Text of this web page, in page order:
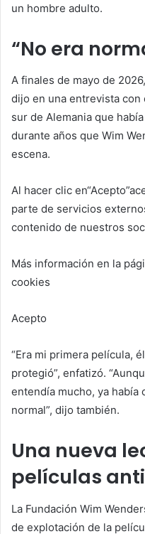
un hombre adulto.
“No era
A finales de mayo de
dijo en una entrevista con
sur de Alemania que
durante años que Wim
escena.
Al hacer clic en“Acepto”
parte de servicios
contenido de nuestros
Más información en la
cookies
Acepto
“Era mi primera película,
protegió”, enfatizó.
entendía mucho, ya había
normal”, dijo también.
Una nueva
películas
La Fundación Wim
de explotación de la